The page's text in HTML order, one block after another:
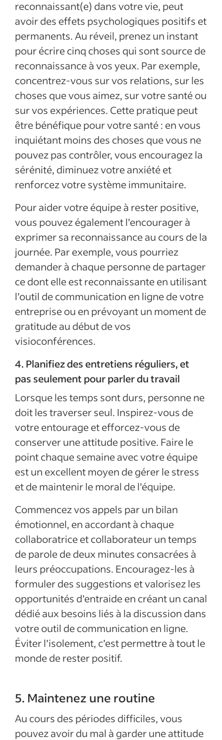
reconnaissant(e) dans votre vie, peut
avoir des effets psychologiques positifs et
permanents. Au réveil, prenez un instant
pour écrire cinq choses qui sont source de
reconnaissance à vos yeux. Par exemple,
concentrez-vous sur vos relations, sur les
choses que vous aimez, sur votre santé ou
sur vos expériences. Cette pratique peut
être bénéfique pour votre santé : en vous
inquiétant moins des choses que vous ne
pouvez pas contrôler, vous encouragez la
sérénité, diminuez votre anxiété et
renforcez votre système immunitaire.
Pour aider votre équipe à rester positive,
vous pouvez également l’encourager à
exprimer sa reconnaissance au cours de la
journée. Par exemple, vous pourriez
demander à chaque personne de partager
ce dont elle est reconnaissante en utilisant
l’outil de communication en ligne de votre
entreprise ou en prévoyant un moment de
gratitude au début de vos
visioconférences.
4. Planifiez des entretiens réguliers, et
pas seulement pour parler du travail
Lorsque les temps sont durs, personne ne
doit les traverser seul. Inspirez-vous de
votre entourage et efforcez-vous de
conserver une attitude positive. Faire le
point chaque semaine avec votre équipe
est un excellent moyen de gérer le stress
et de maintenir le moral de l’équipe.
Commencez vos appels par un bilan
émotionnel, en accordant à chaque
collaboratrice et collaborateur un temps
de parole de deux minutes consacrées à
leurs préoccupations. Encouragez-les à
formuler des suggestions et valorisez les
opportunités d’entraide en créant un canal
dédié aux besoins liés à la discussion dans
votre outil de communication en ligne.
Éviter l’isolement, c’est permettre à tout le
monde de rester positif.
5. Maintenez une routine
Au cours des périodes difficiles, vous
pouvez avoir du mal à garder une attitude